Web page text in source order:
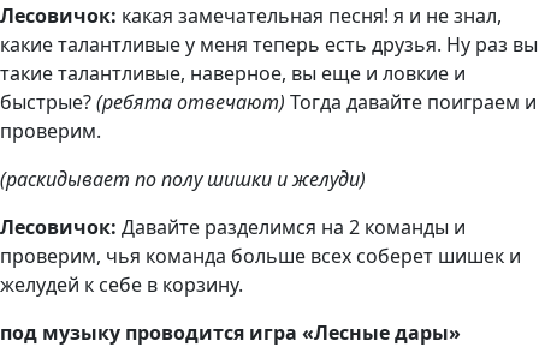
Лесовичок: какая замечательная песня! я и не знал,
какие талантливые у меня теперь есть друзья. Ну раз вы
такие талантливые, наверное, вы еще и ловкие и
быстрые?(ребята отвечают) Тогда давайте поиграем и
проверим.
(раскидывает по полу шишки и желуди)
Лесовичок: Давайте разделимся на 2 команды и
проверим, чья команда больше всех соберет шишек и
желудей к себе в корзину.
под музыку проводится игра «Лесные дары»